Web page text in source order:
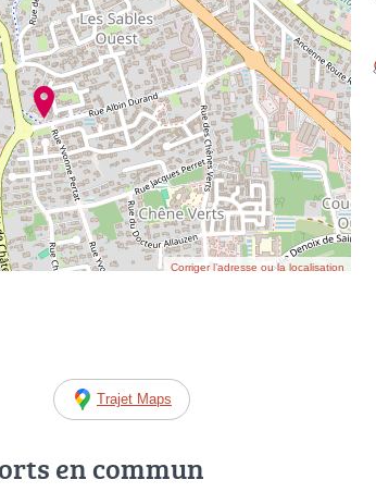
Corriger l’adresse ou la localisation
Trajet Maps
en commun